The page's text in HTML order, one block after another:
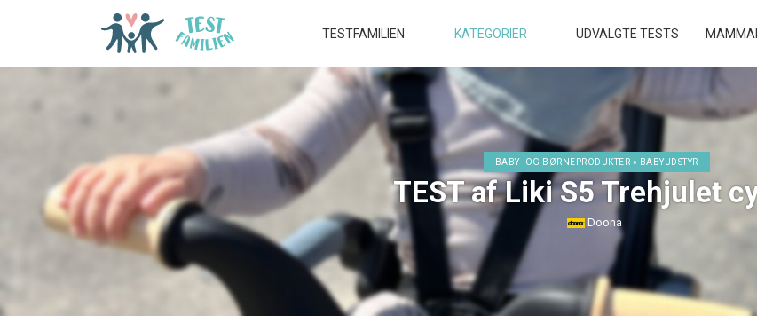
TESTFAMILIEN KATEGORIER UDVALGTE TESTS
BABY- OG BØRNEPRODUKTER » BABYUDSTYR
TEST af Liki S5 Trehjulet
Doona